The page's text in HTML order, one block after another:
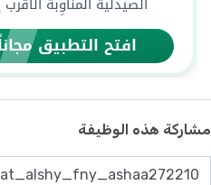
مشاركة هذه الوظيفة